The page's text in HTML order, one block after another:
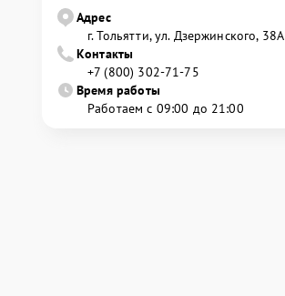
Адрес
г. Тольятти, ул. Дзержинского, 38А
Контакты
+7 (800) 302-71-75
Время работы
Работаем с 09:00 до 21:00